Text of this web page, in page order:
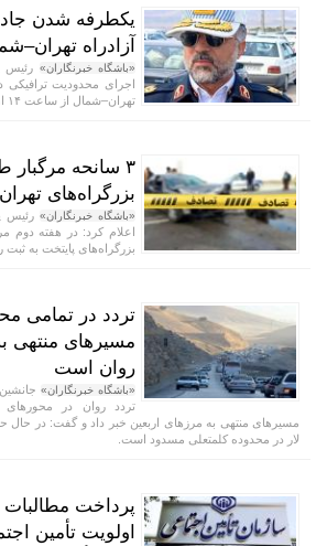
یکطرفه شدن
آزادراه
«باشگاه خبرنگاران» رئیس
اجرای محدودیت ترافیکی
تهران–شمال از ساعت ۱۴ امروز خبر داد.
۳ سانحه
بزرگراه‌های تهران
«باشگاه خبرنگاران» رئیس
بزرگراه‌های پایتخت به
تردد در تمامی
مسیر‌های منتهی
روان است
«باشگاه خبرنگاران»
تردد روان در
مسیر‌های منتهی به مرز‌های اربعین خبر داد و گفت: در حال
لار در محدوده کلمتعلی مسدود است.
پرداخت مطالبات
اولویت تأمین